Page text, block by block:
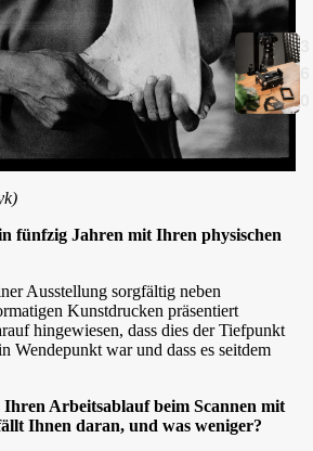
fünfzig Jahren mit Ihren physischen
Ausstellung sorgfältig neben
Kunstdrucken präsentiert
hingewiesen, dass dies der Tiefpunkt
Wendepunkt war und dass es seitdem
Ihren Arbeitsablauf beim Scannen mit
Ihnen daran, und was weniger?